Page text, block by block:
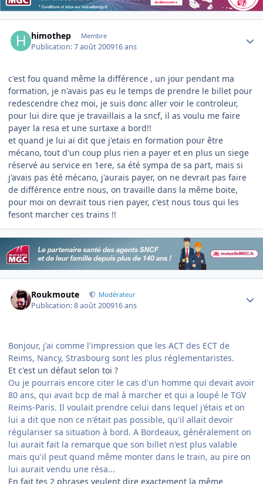
himothep Membre
Publication:7 août 200916 ans
c'est fou quand même la différence , un jour pendant ma
formation, je n'avais pas eu le temps de prendre le billet pour
redescendre chez moi, je suis donc aller voir le controleur,
pour lui dire que je travaillais a la sncf, il as voulu me faire
payer la resa et une surtaxe a bord!!
et quand je lui ai dit que j'etais en formation pour être
mécano, tout d'un coup plus rien a payer et en plus un siege
réservé au service en 1ere, sa été sympa de sa part, mais si
j'avais pas été mécano, j'aurais payer, on ne devrait pas faire
de différence entre nous, on travaille dans la même boite,
pour moi on devrait tous rien payer, c'est nous tous qui les
fesont marcher ces trains !!
Roukmoute Modérateur
Publication:8 août 200916 ans
Bonjour, j'ai comme l'impression que les ACT des ECT de
Reims, Nancy, Strasbourg sont les plus réglementaristes.
Et c'est un défaut selon toi ?
Ou je pourrais encore citer le cas d'un homme qui devait avoir
80 ans, qui avait bcp de mal à marcher et qui a loupé le TGV
Reims-Paris. Il voulait prendre celui dans lequel j'étais et on
lui a dit que non ce n'était pas possible, qu'il allait devoir
régulariser sa situation à bord. A Bordeaux, généralement on
lui aurait fait la remarque que son billet n'est plus valable
mais qu'il peut quand même monter dans le train, au pire on
lui aurait vendu une résa...
En fait tes 2 phrases veulent dire exactement la même